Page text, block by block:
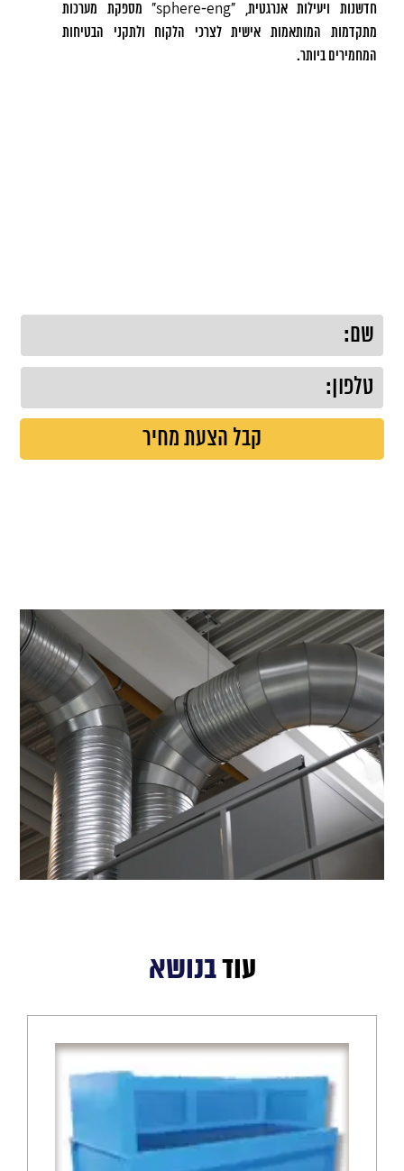
חדשנות ויעילות אנרגטית, "sphere-eng" מספקת מערכות
מתקדמות המותאמות אישית לצרכי הלקוח ולתקני הבטיחות
המחמירים ביותר.
עודבנושא